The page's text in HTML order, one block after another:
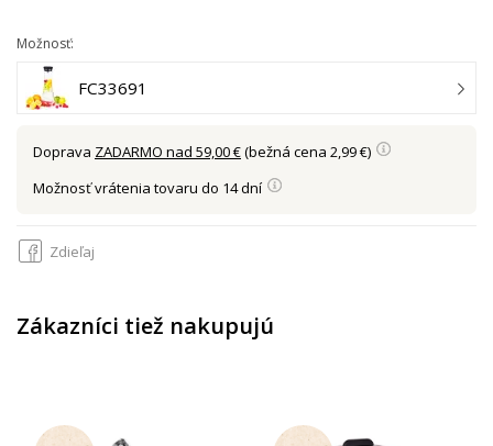
Možnosť:
FC33691
Doprava ZADARMO nad 59,00 €(bežná cena 2,99 €)
Možnosť vrátenia tovaru do 14 dní
Zdieľaj
Zákazníci tiež nakupujú